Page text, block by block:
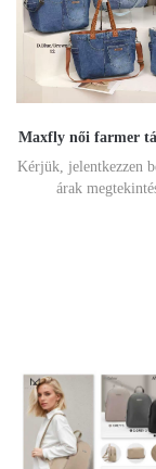
Maxfly női farmer
Kérjük, jelentkezzen
árak